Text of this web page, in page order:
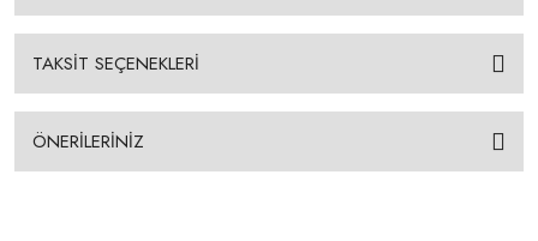
TAKSİT SEÇENEKLERİ
ÖNERİLERİNİZ